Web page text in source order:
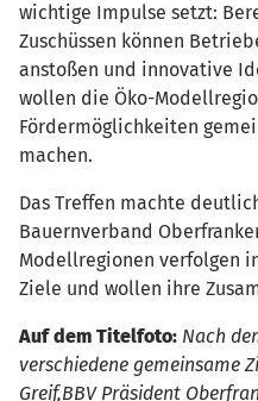
wichtige Impulse setzt:
Zuschüssen können
anstoßen und innovative
wollen die Öko-
Fördermöglichkeiten
machen.
Das Treffen machte
Bauernverband
Modellregionen verfolgen
Ziele und wollen ihre
Auf dem Titelfoto: Nach
verschiedene gemeinsame
Greif,BBV Präsident